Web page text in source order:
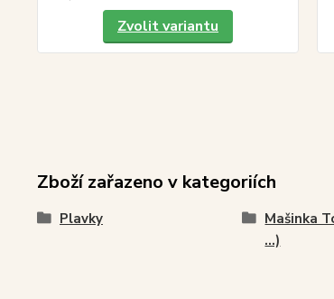
Zvolit variantu
Zboží zařazeno v kategoriích
Plavky
Mašinka
...)